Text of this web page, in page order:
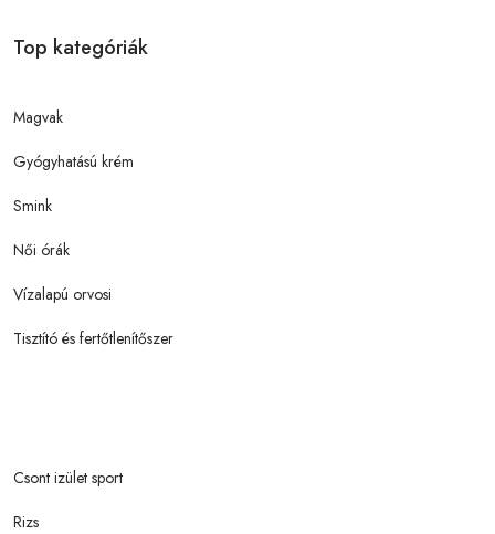
Top kategóriák
Magvak
Gyógyhatású krém
Smink
Női órák
Vízalapú orvosi
Tisztító és fertőtlenítőszer
Csont izület sport
Rizs